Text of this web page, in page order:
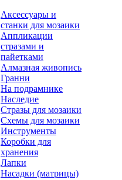
Аксессуары и
станки для мозаики
Аппликации
стразами и
пайетками
Алмазная живопись
Гранни
На подрамнике
Наследие
Стразы для мозаики
Схемы для мозаики
Инструменты
Коробки для
хранения
Лапки
Насадки (матрицы)